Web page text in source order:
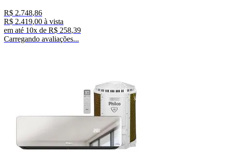
R$ 2.748,86
R$ 2.419,00 à vista
em até 10x de R$ 258,39
Carregando avaliações...